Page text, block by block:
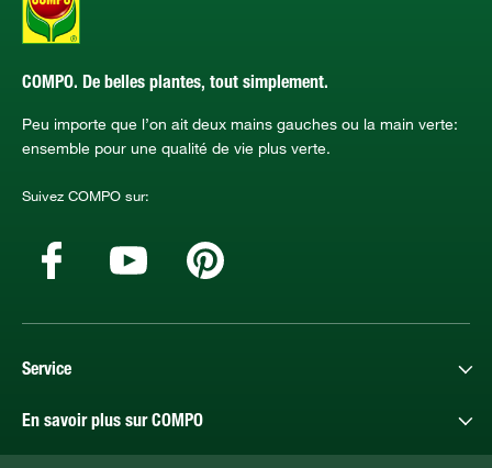
COMPO. De belles plantes, tout simplement.
Peu importe que l’on ait deux mains gauches ou la main verte:
ensemble pour une qualité de vie plus verte.
Suivez COMPO sur:
Service
En savoir plus sur COMPO